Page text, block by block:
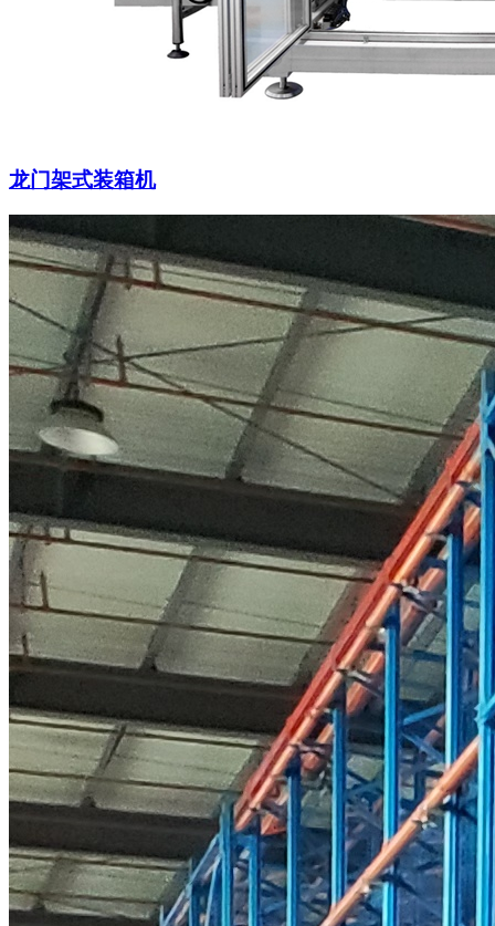
龙门架式装箱机